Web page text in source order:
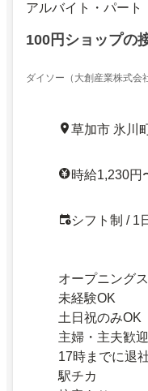
アルバイト・パート
100円ショップの
ダイソー（大創産業株式会
草加市 氷川
時給1,230円
シフト制 / 1
オープニング
未経験OK
土日祝のみOK
主婦・主夫歓迎
17時までに退
駅チカ